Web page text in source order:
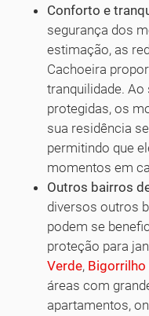
Conforto e
segurança dos
estimação, as
Cachoeira
tranquilidade. Ao
protegidas, os
sua residência
permitindo que
momentos em
Outros bairros
diversos outros
podem se
proteção para
Verde, Bigorrilho
áreas com
apartamentos,